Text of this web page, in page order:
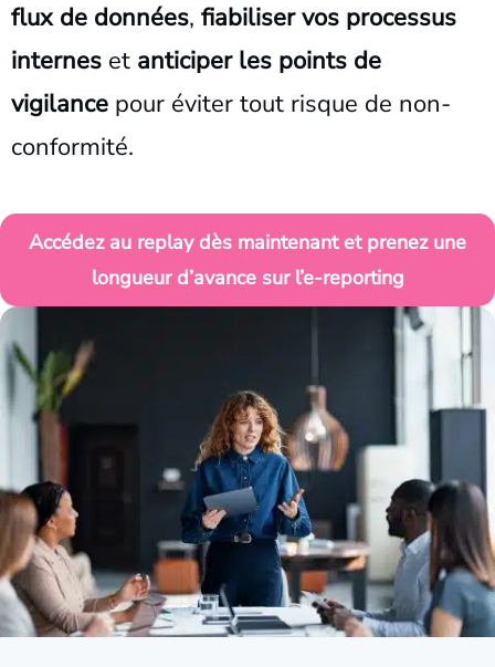
flux de données, fiabiliser vos processus
internes et anticiper les points de
vigilance pour éviter tout risque de non-
conformité.
Accédez au replay dès maintenant et prenez une
longueur d’avance sur l’e-reporting